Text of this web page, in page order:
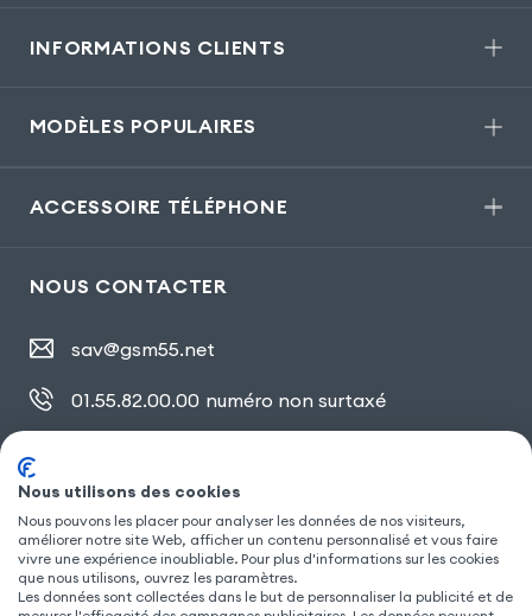
INFORMATIONS CLIENTS
MODÈLES POPULAIRES
ACCESSOIRE TÉLÉPHONE
NOUS CONTACTER
sav@gsm55.net
01.55.82.00.00 numéro non surtaxé
SUIVEZ NOUS
Nous utilisons des cookies
Nous pouvons les placer pour analyser les données de nos visiteurs,
améliorer notre site Web, afficher un contenu personnalisé et vous faire
vivre une expérience inoubliable. Pour plus d'informations sur les cookies
que nous utilisons, ouvrez les paramètres.
Les données sont collectées dans le but de personnaliser la publicité et de